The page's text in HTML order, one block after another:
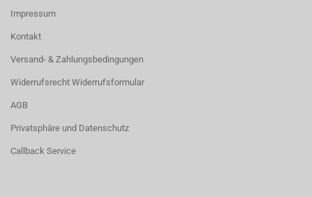
Impressum
Kontakt
Versand- & Zahlungsbedingungen
Widerrufsrecht Widerrufsformular
AGB
Privatsphäre und Datenschutz
Callback Service